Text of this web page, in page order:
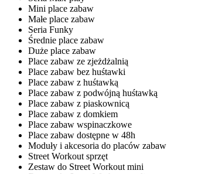
Mini place zabaw
Małe place zabaw
Seria Funky
Średnie place zabaw
Duże place zabaw
Place zabaw ze zjeżdżalnią
Place zabaw bez huśtawki
Place zabaw z huśtawką
Place zabaw z podwójną huśtawką
Place zabaw z piaskownicą
Place zabaw z domkiem
Place zabaw wspinaczkowe
Place zabaw dostępne w 48h
Moduły i akcesoria do placów zabaw
Street Workout sprzęt
Zestaw do Street Workout mini